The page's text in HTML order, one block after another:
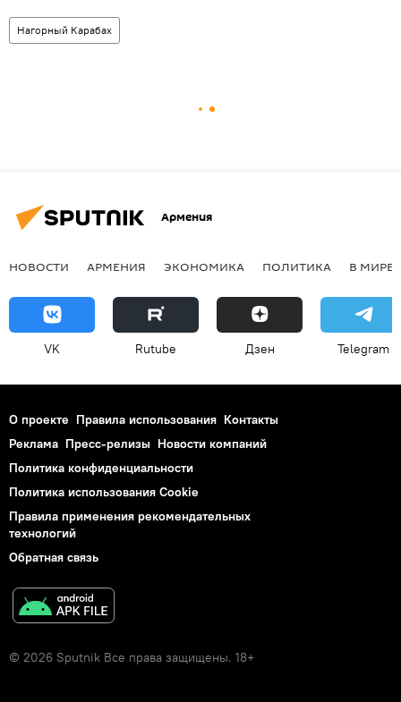
Нагорный Карабах
Армения
НОВОСТИ АРМЕНИЯ ЭКОНОМИКА ПОЛИТИКА В МИРЕ
VK Rutube Дзен Telegram
О проекте Правила использования Контакты
Реклама Пресс-релизы Новости компаний
Политика конфиденциальности
Политика использования Cookie
Правила применения рекомендательных
технологий
Обратная связь
© 2026 Sputnik Все права защищены. 18+